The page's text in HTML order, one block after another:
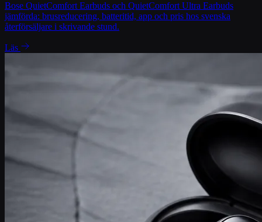
Bose QuietComfort Earbuds och QuietComfort Ultra Earbuds
jämförda: brusreducering, batteritid, app och pris hos svenska
återförsäljare i skrivande stund.
Läs